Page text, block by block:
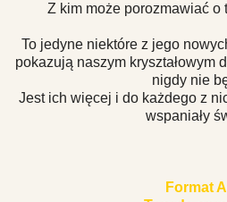
Z kim może porozmawiać o
To jedyne niektóre z jego
pokazują naszym kryształowym
nigdy nie
Jest ich więcej i do każdego z
wspaniały
Format